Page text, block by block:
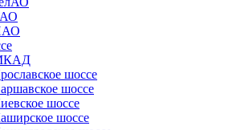
шоссе
шоссе
шоссе
шоссе